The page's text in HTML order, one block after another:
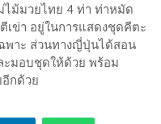
ม้​มวยไทย 4 ท่า​ ท่าหมัด
ข่า อยู่ในการแสดงชุดคีตะ
พาะ​ ส่วนทางญี่ปุ่นได้สอน
มอบชุดให้ด้วย พร้อม
กด้วย